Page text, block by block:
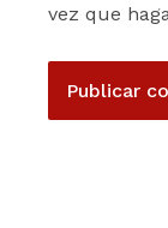
vez que